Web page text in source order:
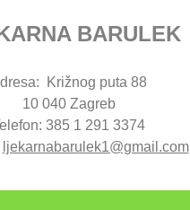
BARULEK
Križnog puta 88
10 040 Zagreb
385 1 291 3374
ljekarnabarulek1@gmail.com